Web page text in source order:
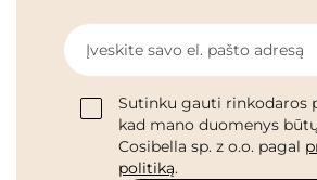
Įveskite savo el. pašto adresą
Sutinku gauti rinkodaros
kad mano duomenys
Cosibella sp. z o.o. pagal
politiką.